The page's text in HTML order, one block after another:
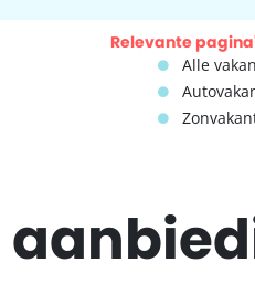
Relevante
Alle